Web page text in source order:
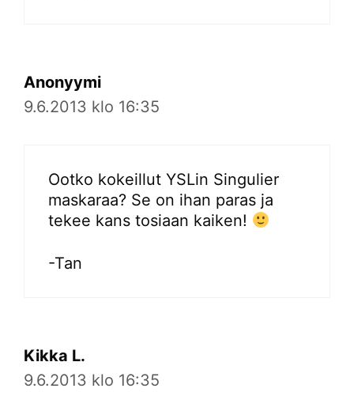
Anonyymi
9.6.2013 klo 16:35
Ootko kokeillut YSLin Singulier
maskaraa? Se on ihan paras ja
tekee kans tosiaan kaiken!
-Tan
Kikka L.
9.6.2013 klo 16:35